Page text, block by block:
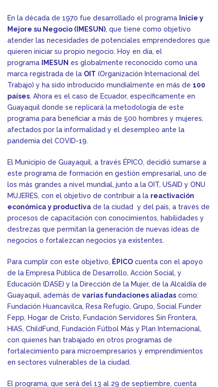
En la década de 1970 fue desarrollado el programa Inicie y
Mejore su Negocio (IMESUN), que tiene como objetivo
atender las necesidades de potenciales emprendedores que
quieren iniciar su propio negocio. Hoy en día, el
programa
IMESUN es globalmente reconocido como una
marca registrada de la OIT (Organización Internacional del
Trabajo) y ha sido introducido mundialmente en más de 100
países. Ahora es el caso de Ecuador, específicamente en
Guayaquil donde se replicará la metodología de este
programa para beneficiar a más de 500 hombres y mujeres,
afectados por la informalidad y el desempleo ante la
pandemia del COVID-19.
El Municipio de Guayaquil, a través ÉPICO, decidió sumarse a
este programa de formación en gestión empresarial, uno de
los más grandes a nivel mundial, junto a la OIT, USAID y ONU
MUJERES, con el objetivo de contribuir a la reactivación
económica y productiva de la ciudad y del país, a través de
procesos de capacitación con conocimientos, habilidades y
destrezas que permitan la generación de nuevas ideas de
negocios o fortalezcan negocios ya existentes.
Para cumplir con este objetivo, ÉPICO cuenta con el apoyo
de la Empresa Pública de Desarrollo, Acción Social, y
Educación (DASE) y la Dirección de la Mujer, de la Alcaldía de
Guayaquil, además de varias fundaciones aliadas como:
Fundación Huancavilca, Resa Refugio, Grupo, Social Funder
Fepp, Hogar de Cristo, Fundación Servidores Sin Frontera,
HIAS, ChildFund, Fundación Fútbol Más y Plan Internacional,
con quienes han trabajado en otros programas de
fortalecimiento para microempresarios y emprendimientos
en sectores vulnerables de la ciudad.
El programa, que será del 13 al 29 de septiembre, cuenta